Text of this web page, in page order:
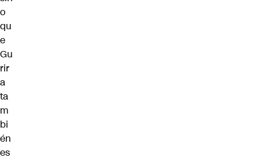
o
qu
e
Gu
rir
a
ta
m
bi
én
es